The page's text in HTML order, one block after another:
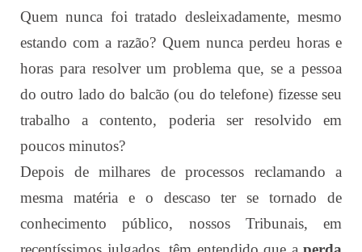
Quem nunca foi tratado desleixadamente, mesmo
estando com a razão? Quem nunca perdeu horas e
horas para resolver um problema que, se a pessoa
do outro lado do balcão (ou do telefone) fizesse seu
trabalho a contento, poderia ser resolvido em
poucos minutos?
Depois de milhares de processos reclamando a
mesma matéria e o descaso ter se tornado de
conhecimento público, nossos Tribunais, em